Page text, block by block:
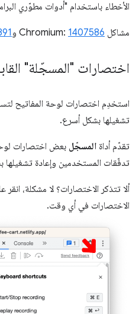
الأخطاء باستخدام "أدوات مطوّري
مشاكل Chromium: 1407586 و
اختصارات "المسجّلة"
استخدِم اختصارات لوحة المفاتيح
تشغيلها بشكل أسرع.
تقدّم أداة المسجّل بعض اختصارات
تدفّقات المستخدمين وإعادة تشغيلها
ألا تتذكر الاختصارات؟ لا مشكلة، انقر
الاختصارات في أي وقت.